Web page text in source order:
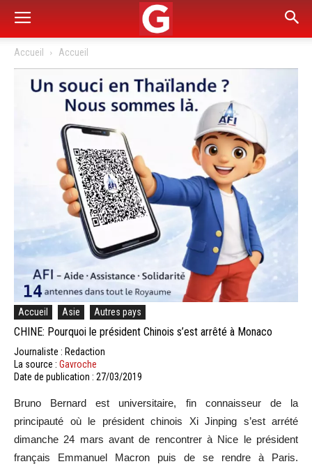
Accueil Accueil
Accueil Asie Autres pays
CHINE: Pourquoi le président Chinois s’est arrêté à Monaco
Journaliste : Redaction
La source : Gavroche
Date de publication : 27/03/2019
Bruno Bernard est universitaire, fin connaisseur de la
principauté où le président chinois Xi Jinping s’est arrété
dimanche 24 mars avant de rencontrer à Nice le président
français Emmanuel Macron puis de se rendre à Paris.